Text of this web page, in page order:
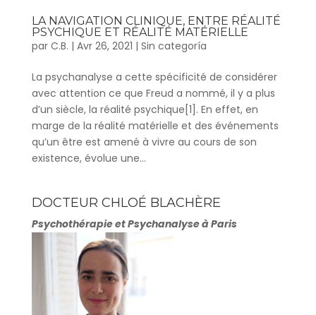
LA NAVIGATION CLINIQUE, ENTRE RÉALITÉ
PSYCHIQUE ET RÉALITÉ MATÉRIELLE
par C.B. | Avr 26, 2021 | Sin categoría
La psychanalyse a cette spécificité de considérer
avec attention ce que Freud a nommé, il y a plus
d’un siècle, la réalité psychique[1]. En effet, en
marge de la réalité matérielle et des événements
qu’un être est amené à vivre au cours de son
existence, évolue une...
DOCTEUR CHLOÉ BLACHÈRE
Psychothérapie et Psychanalyse à Paris